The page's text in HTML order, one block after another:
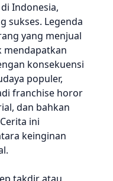
Indonesia,
sukses. Legenda
yang menjual
mendapatkan
konsekuensi
populer,
franchise horor
dan bahkan
ini
keinginan